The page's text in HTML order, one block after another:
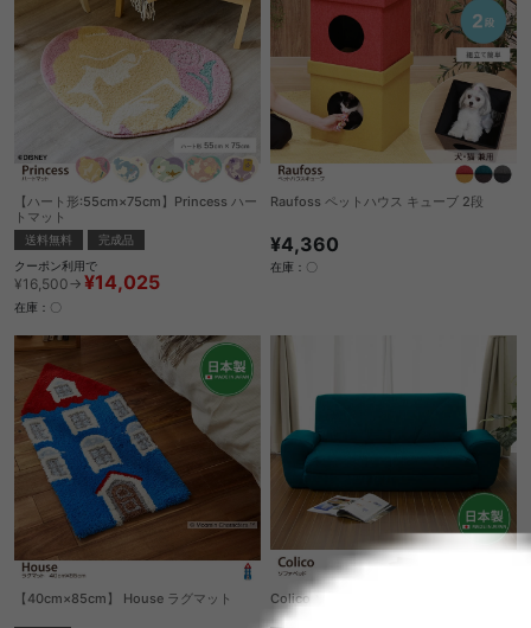
【ハート形:55cm×75cm】Princess ハー
トマット
送料無料
完成品
クーポン利用で
¥16,500→ ¥14,025
在庫：〇
Raufoss ペットハウス キューブ 2段
¥4,360
在庫：〇
【40cm×85cm】 House ラグマット Colico ソファベッド